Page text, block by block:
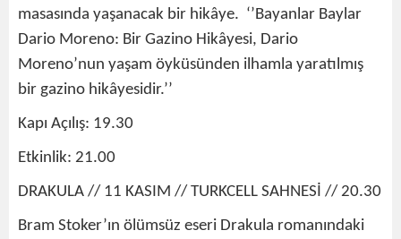
masasında yaşanacak bir hikâye. ‘’Bayanlar Baylar
Dario Moreno: Bir Gazino Hikâyesi, Dario
Moreno’nun yaşam öyküsünden ilhamla yaratılmış
bir gazino hikâyesidir.’’
Kapı Açılış: 19.30
Etkinlik: 21.00
DRAKULA // 11 KASIM // TURKCELL SAHNESİ // 20.30
Bram Stoker’ın ölümsüz eseri Drakula romanındaki